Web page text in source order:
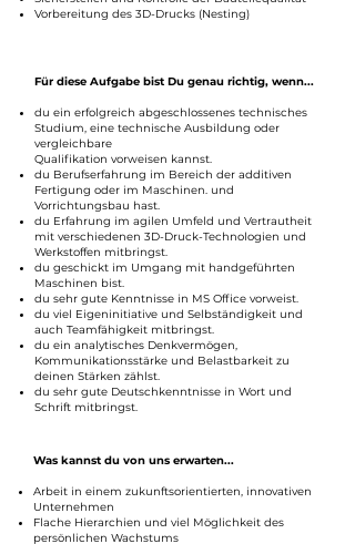
Vorbereitung des 3D-Drucks (Nesting)
Für diese Aufgabe bist Du genau richtig, wenn...
du ein erfolgreich abgeschlossenes technisches
Studium, eine technische Ausbildung oder
vergleichbare
Qualifikation vorweisen kannst.
du Berufserfahrung im Bereich der additiven
Fertigung oder im Maschinen. und
Vorrichtungsbau hast.
du Erfahrung im agilen Umfeld und Vertrautheit
mit verschiedenen 3D-Druck-Technologien und
Werkstoffen mitbringst.
du geschickt im Umgang mit handgeführten
Maschinen bist.
du sehr gute Kenntnisse in MS Office vorweist.
du viel Eigeninitiative und Selbständigkeit und
auch Teamfähigkeit mitbringst.
du ein analytisches Denkvermögen,
Kommunikationsstärke und Belastbarkeit zu
deinen Stärken zählst.
du sehr gute Deutschkenntnisse in Wort und
Schrift mitbringst.
Was kannst du von uns erwarten...
Arbeit in einem zukunftsorientierten, innovativen
Unternehmen
Flache Hierarchien und viel Möglichkeit des
persönlichen Wachstums